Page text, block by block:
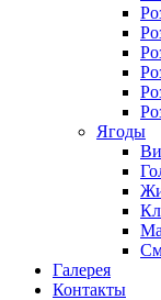
Ягоды
Галерея
Контакты